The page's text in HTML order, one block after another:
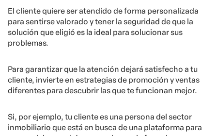
El cliente quiere ser atendido de forma personalizada
para sentirse valorado y tener la seguridad de que la
solución que eligió es la ideal para solucionar sus
problemas.
Para garantizar que la atención dejará satisfecho a tu
cliente, invierte en estrategias de promoción y ventas
diferentes para descubrir las que te funcionan mejor.
Si, por ejemplo, tu cliente es una persona del sector
inmobiliario que está en busca de una plataforma para